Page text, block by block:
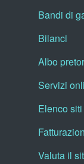
Bandi di
Bilanci
Albo
Servizi
Elenco
Valuta il